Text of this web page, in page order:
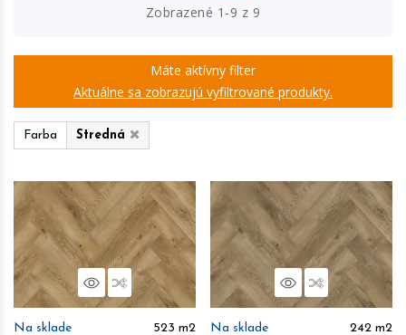
vytopenie domácnosti, presnejšie všetky poistné škodové
Vyhnite sa zbytočným nákladom aj diskomfortu pre celú rodinu,
ktoré sú spojené s nútenou rekonštrukciou podlahy v dôsledku
jej znehodnotenia vodou. Všetky nepríjemnosti s tým súvisiace
dokážete veľmi elegantne eliminovať inštaláciou vodeodolnej
plávajúcej podlahy s AQUA PROTECT ochranou.
Zobrazené 1 -9 z 9
Máte aktívny filter
Aktuálne sa zobrazujú vyfiltrované produkty.
Farba Stredná
NáhľadPorovnať
Na sklade 523 m2
NáhľadPorovnať
Na sklade 242 m2